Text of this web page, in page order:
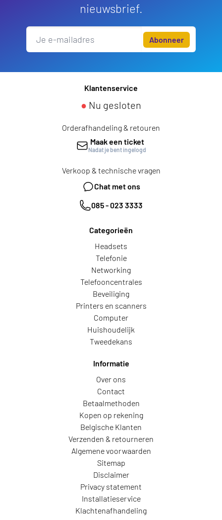
nieuwsbrief.
Abonneer
Klantenservice
● Nu gesloten
Orderafhandeling & retouren
Maak een ticket
Nadat je bent ingelogd
Verkoop & technische vragen
Chat met ons
085 - 023 3333
Categorieën
Headsets
Telefonie
Networking
Telefooncentrales
Beveiliging
Printers en scanners
Computer
Huishoudelijk
Tweedekans
Informatie
Over ons
Contact
Betaalmethoden
Kopen op rekening
Belgische Klanten
Verzenden & retourneren
Algemene voorwaarden
Sitemap
Disclaimer
Privacy statement
Installatieservice
Klachtenafhandeling